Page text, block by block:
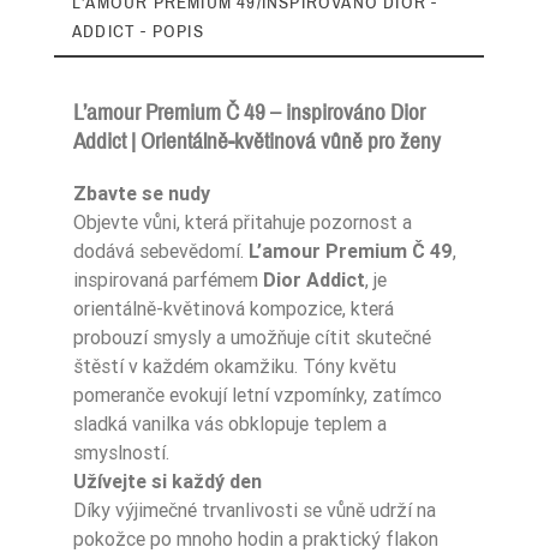
ADDICT - POPIS
L’amour Premium Č 49 – inspirováno Dior
Addict | Orientálně-květinová vůně pro ženy
Zbavte se nudy
Objevte vůni, která přitahuje pozornost a
dodává sebevědomí. L’amour Premium Č 49,
inspirovaná parfémem Dior Addict, je
orientálně-květinová kompozice, která
probouzí smysly a umožňuje cítit skutečné
štěstí v každém okamžiku. Tóny květu
pomeranče evokují letní vzpomínky, zatímco
sladká vanilka vás obklopuje teplem a
smyslností.
Užívejte si každý den
Díky výjimečné trvanlivosti se vůně udrží na
pokožce po mnoho hodin a praktický flakon
Zaperfumowanie
Ean13 5906826251846